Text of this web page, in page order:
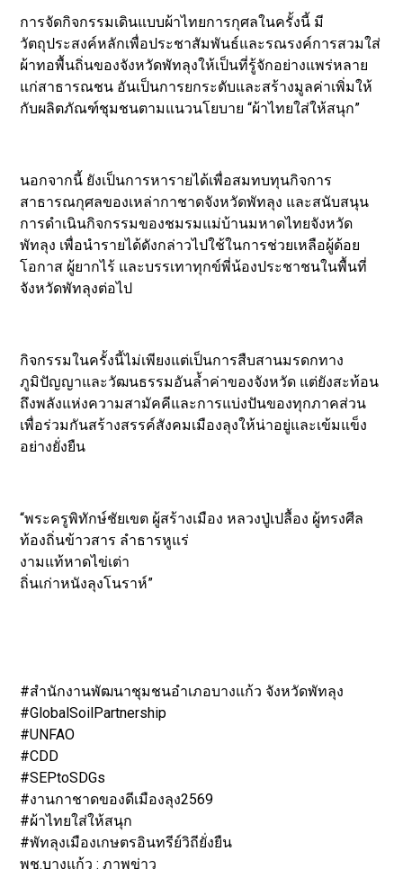
การจัดกิจกรรมเดินแบบผ้าไทยการกุศลในครั้งนี้ มี
วัตถุประสงค์หลักเพื่อประชาสัมพันธ์และรณรงค์การสวมใส่
ผ้าทอพื้นถิ่นของจังหวัดพัทลุงให้เป็นที่รู้จักอย่างแพร่หลาย
แก่สาธารณชน อันเป็นการยกระดับและสร้างมูลค่าเพิ่มให้
กับผลิตภัณฑ์ชุมชนตามแนวนโยบาย “ผ้าไทยใส่ให้สนุก”
นอกจากนี้ ยังเป็นการหารายได้เพื่อสมทบทุนกิจการ
สาธารณกุศลของเหล่ากาชาดจังหวัดพัทลุง และสนับสนุน
การดำเนินกิจกรรมของชมรมแม่บ้านมหาดไทยจังหวัด
พัทลุง เพื่อนำรายได้ดังกล่าวไปใช้ในการช่วยเหลือผู้ด้อย
โอกาส ผู้ยากไร้ และบรรเทาทุกข์พี่น้องประชาชนในพื้นที่
จังหวัดพัทลุงต่อไป
กิจกรรมในครั้งนี้ไม่เพียงแต่เป็นการสืบสานมรดกทาง
ภูมิปัญญาและวัฒนธรรมอันล้ำค่าของจังหวัด แต่ยังสะท้อน
ถึงพลังแห่งความสามัคคีและการแบ่งปันของทุกภาคส่วน
เพื่อร่วมกันสร้างสรรค์สังคมเมืองลุงให้น่าอยู่และเข้มแข็ง
อย่างยั่งยืน
“พระครูพิทักษ์ชัยเขต ผู้สร้างเมือง หลวงปู่เปลื้อง ผู้ทรงศีล
ท้องถิ่นข้าวสาร ลำธารหูแร่
งามแท้หาดไข่เต่า
ถิ่นเก่าหนังลุงโนราห์”
#สำนักงานพัฒนาชุมชนอำเภอบางแก้ว จังหวัดพัทลุง
#GlobalSoilPartnership
#UNFAO
#CDD
#SEPtoSDGs
#งานกาชาดของดีเมืองลุง2569
#ผ้าไทยใส่ให้สนุก
#พัทลุงเมืองเกษตรอินทรีย์วิถียั่งยืน
พช.บางแก้ว : ภาพข่าว